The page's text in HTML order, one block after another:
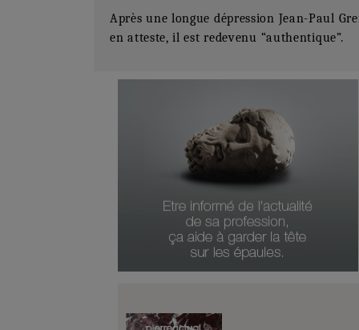
Après une longue dépression Jean-Paul
en atteste, il est redevenu “authentique”.
Type De Produit
Date Du Produit